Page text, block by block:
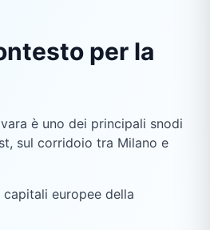
per la
è uno dei principali snodi
sul corridoio tra Milano e
capitali europee della